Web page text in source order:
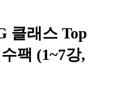
클래스 Top
팩 (1~7강,